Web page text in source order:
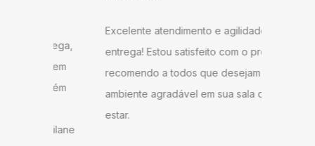
Excelente atendimento e agilidade na
entrega! Estou satisfeito com o produto,
recomendo a todos que desejam ter um
ambiente agradável em sua sala de